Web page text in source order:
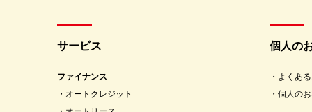
サービス
ファイナンス
オートクレジット
個人の
よくあ
個人の